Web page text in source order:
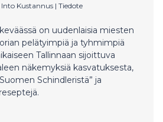
Into Kustannus | Tiedote
on uudenlaisia miesten
pelätyimpiä ja tyhmimpiä
Tallinnaan sijoittuva
näkemyksiä kasvatuksesta,
Schindleristä” ja